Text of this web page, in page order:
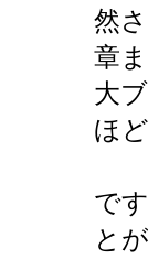
然
章
大
ほ
で
と